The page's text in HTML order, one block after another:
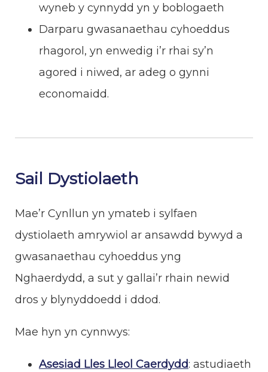
wyneb y cynnydd yn y boblogaeth
Darparu gwasanaethau cyhoeddus
rhagorol, yn enwedig i’r rhai sy’n
agored i niwed, ar adeg o gynni
economaidd.
Sail Dystiolaeth
Mae’r Cynllun yn ymateb i sylfaen
dystiolaeth amrywiol ar ansawdd bywyd a
gwasanaethau cyhoeddus yng
Nghaerdydd, a sut y gallai’r rhain newid
dros y blynyddoedd i ddod.
Mae hyn yn cynnwys:
Asesiad Lles Lleol Caerdydd: astudiaeth